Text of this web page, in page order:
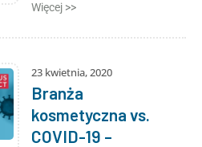
Więcej >>
23 kwietnia, 2020
Branża
kosmetyczna vs.
COVID-19 –